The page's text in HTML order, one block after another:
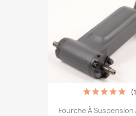
Fourche À Suspension